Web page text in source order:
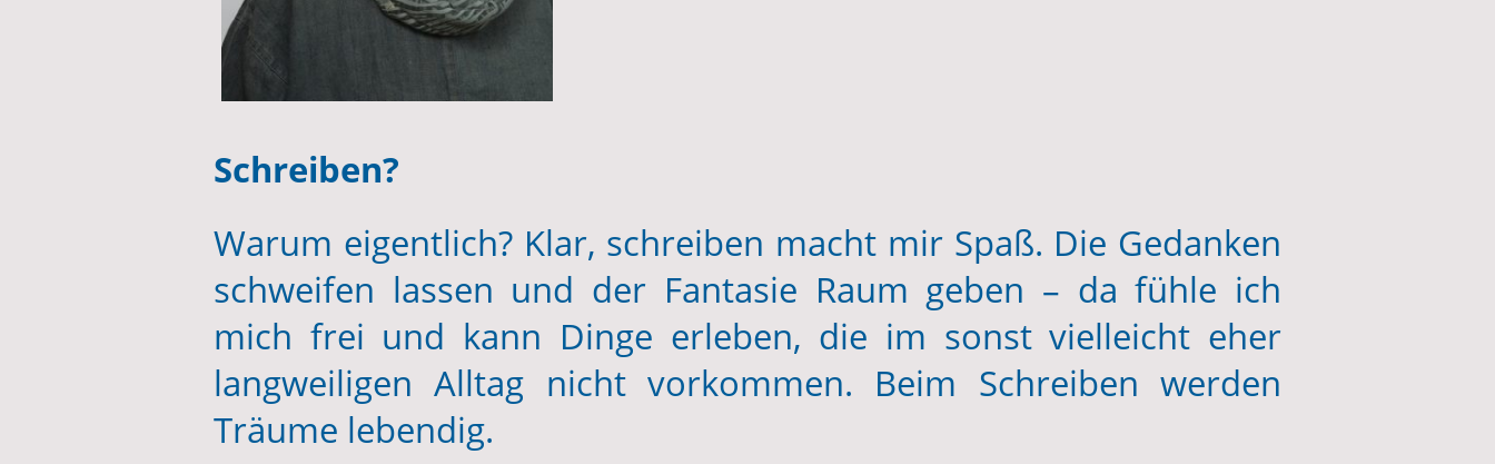
Schreiben?
Warum eigentlich? Klar, schreiben macht mir Spaß. Die Gedanken
schweifen lassen und der Fantasie Raum geben – da fühle ich
mich frei und kann Dinge erleben, die im sonst vielleicht eher
langweiligen Alltag nicht vorkommen. Beim Schreiben werden
Träume lebendig.